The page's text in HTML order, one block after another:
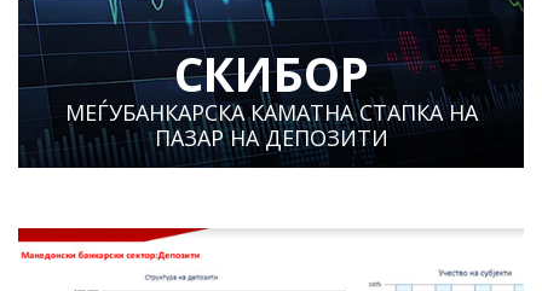
СКИБОР
МЕЃУБАНКАРСКА КАМАТНА СТАПКА НА
ПАЗАР НА ДЕПОЗИТИ